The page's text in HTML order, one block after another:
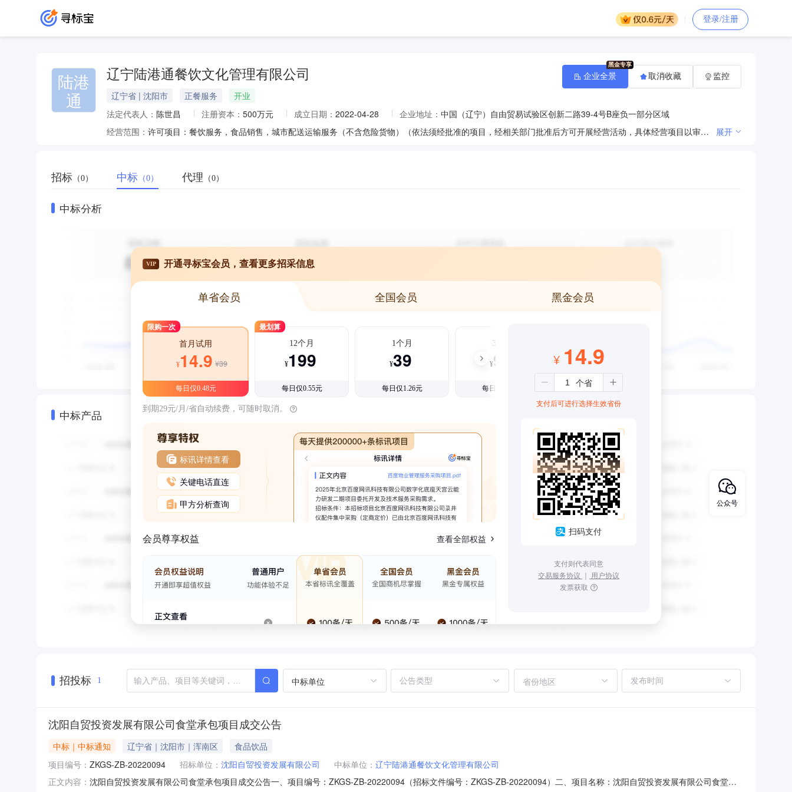
登录/注册
陆港
通
辽宁陆港通餐饮文化管理有限公司
辽宁省 | 沈阳市 正餐服务
开业
法定代表人： 陈世昌 注册资本： 500万元 成立日期： 2022-04-28 企业地址： 中国（辽宁）自由贸易试验区创新二路39-4号B座负一部分区域
经营范围：
许可项目：餐饮服务，食品销售，城市配送运输服务（不含危险货物）（依法须经批准的项目，经相关部门批准后方可开展经营活动，具体经营项目以审批结果为准）一般项目：餐饮管理，食品销售（仅销售预包装食品），外卖递送服务，物业管理，水产品零售，日用百货销售，五金产品零售，日用品销售，塑料制品销售，食用农产品零售，日用杂品销售，粮油仓储服务，食品互联网销售（仅销售预包装食品）（除依法须经批准的项目外，凭营业执照依法自主开展经营活动） 展开
企业全景 取消收藏 监控
招标 （0） 中标 （0） 代理 （0）
中标分析
中标产品
VIP 开通寻标宝会员，查看更多招采信息
单省会员 全国会员 黑金会员
限购一次
首月试用
¥14.9 ¥39
每日仅0.48元
最划算
12个月
¥199
每日仅0.55元
1个月
¥39
每日仅1.26元
3个月
¥99
每日仅1.08元
到期29元/月/省自动续费，可随时取消。
标讯详情查看
关键电话直连
甲方分析查询
会员尊享权益 查看全部权益
¥ 14.9
支付后可进行选择生效省份
扫码支付
支付则代表同意
交易服务协议 ｜ 用户协议
发票获取
招投标 1 中标单位 省份地区
沈阳自贸投资发展有限公司食堂承包项目成交公告
中标｜中标通知 辽宁省｜沈阳市｜浑南区
食品饮品
项目编号： ZKGS-ZB-20220094 招标单位： 沈阳自贸投资发展有限公司 中标单位： 辽宁陆港通餐饮文化管理有限公司
正文内容： 沈阳自贸投资发展有限公司食堂承包项目成交公告一、项目编号：ZKGS-ZB-20220094（招标文件编号：ZKGS-ZB-20220094）二、项目名称：沈阳自贸投资发展有限公司食堂承
公众号